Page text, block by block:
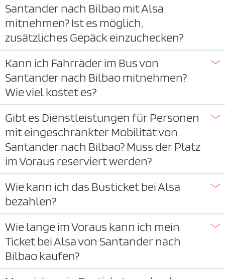
Santander nach Bilbao mit Alsa
mitnehmen? Ist es möglich,
zusätzliches Gepäck einzuchecken?
Kann ich Fahrräder im Bus von
Santander nach Bilbao mitnehmen?
Wie viel kostet es?
Gibt es Dienstleistungen für Personen
mit eingeschränkter Mobilität von
Santander nach Bilbao? Muss der Platz
im Voraus reserviert werden?
Wie kann ich das Busticket bei Alsa
bezahlen?
Wie lange im Voraus kann ich mein
Ticket bei Alsa von Santander nach
Bilbao kaufen?